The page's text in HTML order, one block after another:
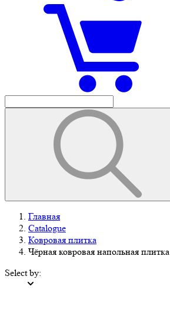
Главная
Catalogue
Ковровая плитка
Чёрная ковровая напольная плитка
Select by: